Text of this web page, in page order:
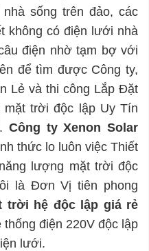
sống trên đảo, các
không có điện lưới nhà
điện nhờ tạm bợ với
để tìm được Công ty,
Lẻ và thi công Lắp Đặt
trời độc lập Uy Tín
Công ty Xenon Solar
thức lo luôn việc Thiết
lượng mặt trời độc
là Đơn Vị tiên phong
trời hệ độc lập giá rẻ
điện 220V độc lập
lưới.